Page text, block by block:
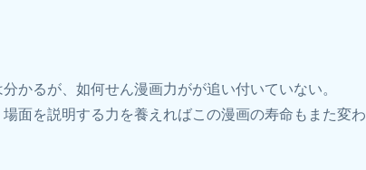
かるが、如何せん漫画力がが追い付いていない。
面を説明する力を養えればこの漫画の寿命もまた変わ